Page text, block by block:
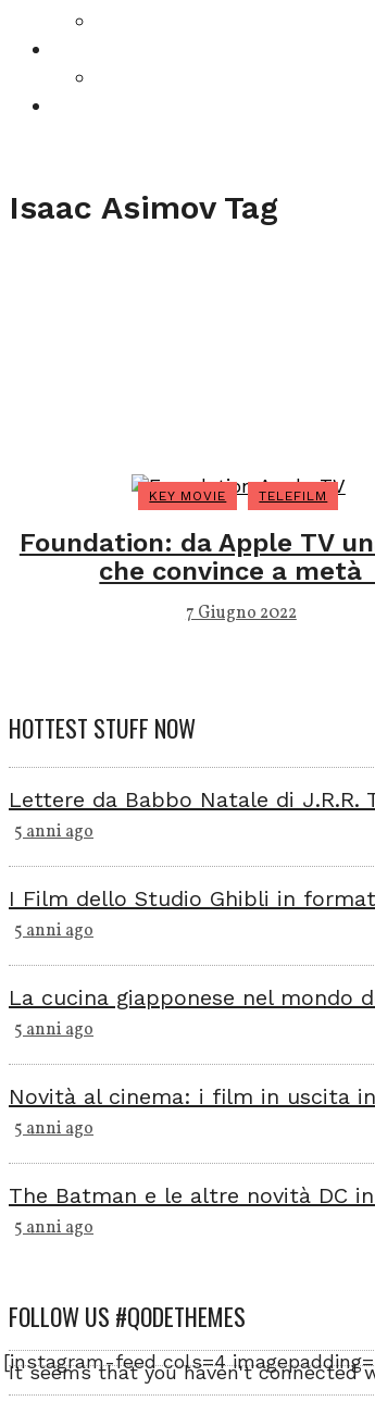
Isaac Asimov Tag
KEY MOVIE TELEFILM
Foundation: da Apple TV
che convince a metà
7 Giugno 2022
HOTTEST STUFF NOW
Lettere da Babbo Natale di J.R.R.
5 anni ago
I Film dello Studio Ghibli in
5 anni ago
La cucina giapponese nel mondo
5 anni ago
Novità al cinema: i film in uscita
5 anni ago
The Batman e le altre novità DC
5 anni ago
FOLLOW US #QODETHEMES
It seems that you haven't connected
[instagram-feed cols=4